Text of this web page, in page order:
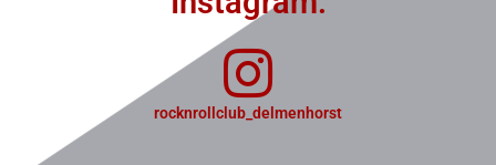
rocknrollclub_delmenhorst